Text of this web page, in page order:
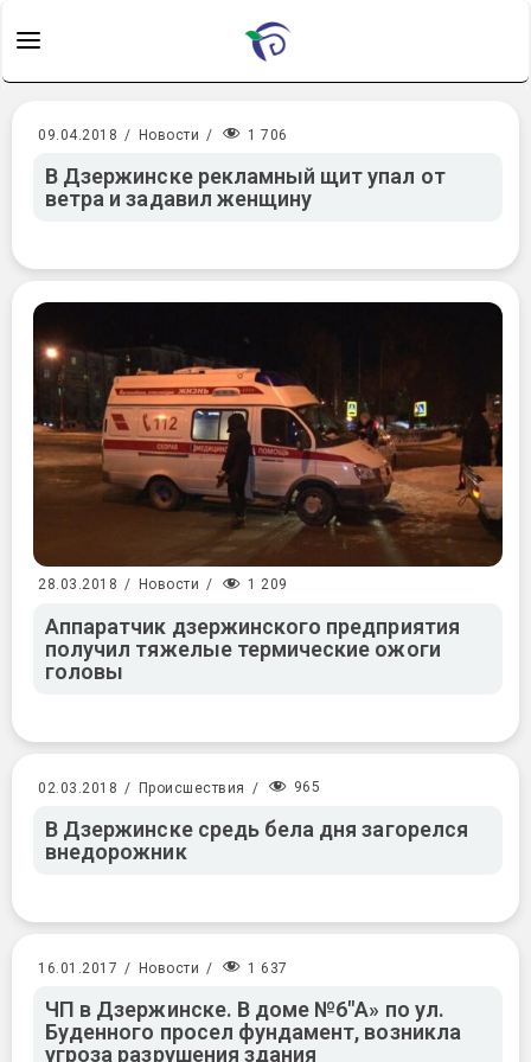
09.04.2018 / Новости / 1 706
В Дзержинске рекламный щит упал от
ветра и задавил женщину
28.03.2018 / Новости / 1 209
Аппаратчик дзержинского предприятия
получил тяжелые термические ожоги
головы
02.03.2018 / Происшествия / 965
В Дзержинске средь бела дня загорелся
внедорожник
16.01.2017 / Новости / 1 637
ЧП в Дзержинске. В доме №6″А» по ул.
Буденного просел фундамент, возникла
угроза разрушения здания